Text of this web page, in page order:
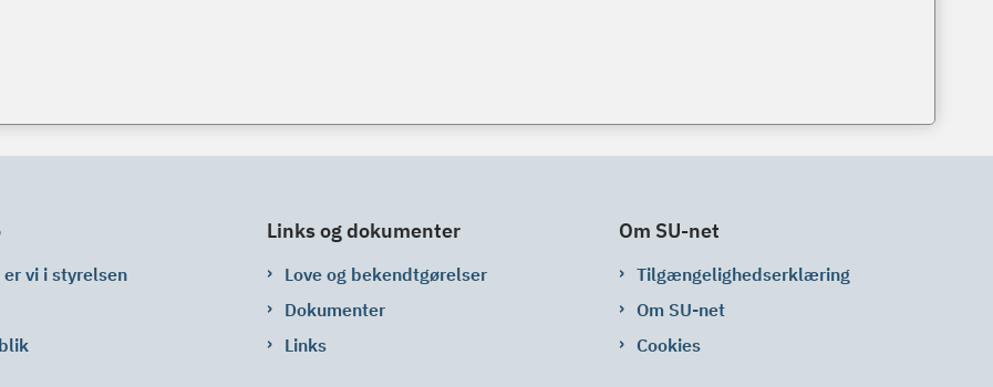
er vi i styrelsen
Links og dokumenter
Love og bekendtgørelser
Dokumenter
Links
Om SU-net
Tilgængelighedserklæring
Om SU-net
Cookies